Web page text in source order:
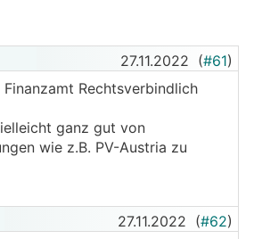
Einspeisung sind zur Gänze zu
der
steuerlicher Sicht
EStG nicht geregelt, allerdings
dass es sich bei der
Wechselrichters.
27.11.2022 (#61)
Rechtsverbindlich
ganz gut von
wie z.B. PV-Austria zu
27.11.2022 (#62)